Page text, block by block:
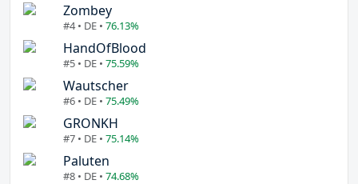
Zombey
#4 • DE • 76.13%
HandOfBlood
#5 • DE • 75.59%
Wautscher
#6 • DE • 75.49%
GRONKH
#7 • DE • 75.14%
Paluten
#8 • DE • 74.68%